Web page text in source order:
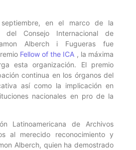
en el marco de la
del Consejo Internacional de
Alberch i Fugueras fue
Fellow of the ICA , la máxima
esta organización. El premio
continua en los órganos del
así como la implicación en
nacionales en pro de la
Latinoamericana de Archivos
al merecido reconocimiento y
Alberch, quien ha demostrado